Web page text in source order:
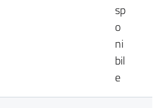
sp
o
ni
bil
e